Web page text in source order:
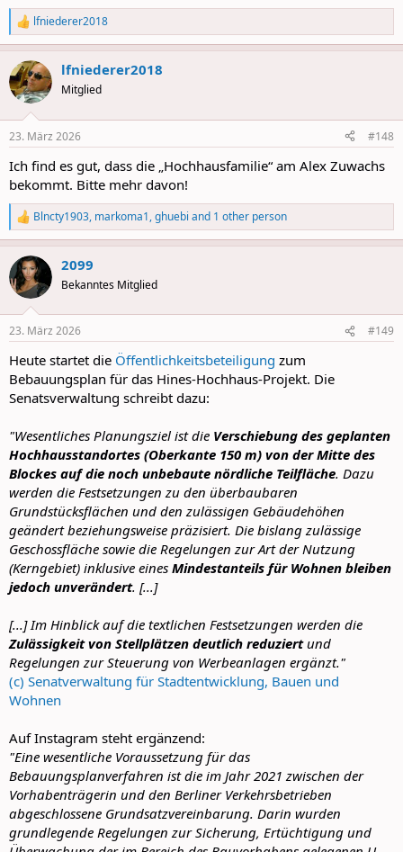
R
e
a
c
t
i
s
lfniederer2018
lfniederer2018
Mitglied
23. März 2026 #148
Ich find es gut, dass die „Hochhausfamilie“ am Alex Zuwachs
bekommt. Bitte mehr davon!
R
e
a
c
t
i
s
Blncty1903, markoma1,ghuebi and 1 other person
2099
Bekanntes Mitglied
23. März 2026 #149
Heute startet die Öffentlichkeitsbeteiligung zum
Bebauungsplan für das Hines-Hochhaus-Projekt. Die
Senatsverwaltung schreibt dazu:
"Wesentliches Planungsziel ist die Verschiebung des geplanten
Hochhausstandortes (Oberkante 150 m) von der Mitte des
Blockes auf die noch unbebaute nördliche Teilfläche. Dazu
werden die Festsetzungen zu den überbaubaren
Grundstücksflächen und den zulässigen Gebäudehöhen
geändert beziehungsweise präzisiert. Die bislang zulässige
Geschossfläche sowie die Regelungen zur Art der Nutzung
(Kerngebiet) inklusive eines Mindestanteils für Wohnen bleiben
jedoch unverändert. [...]
[...] Im Hinblick auf die textlichen Festsetzungen werden die
Zulässigkeit von Stellplätzen deutlich reduziertund
Regelungen zur Steuerung von Werbeanlagen ergänzt."
(c) Senatverwaltung für Stadtentwicklung, Bauen und
Wohnen
Auf Instagram steht ergänzend:
"Eine wesentliche Voraussetzung für das
Bebauungsplanverfahren ist die im Jahr 2021 zwischen der
Vorhabenträgerin und den Berliner Verkehrsbetrieben
abgeschlossene Grundsatzvereinbarung. Darin wurden
grundlegende Regelungen zur Sicherung, Ertüchtigung und